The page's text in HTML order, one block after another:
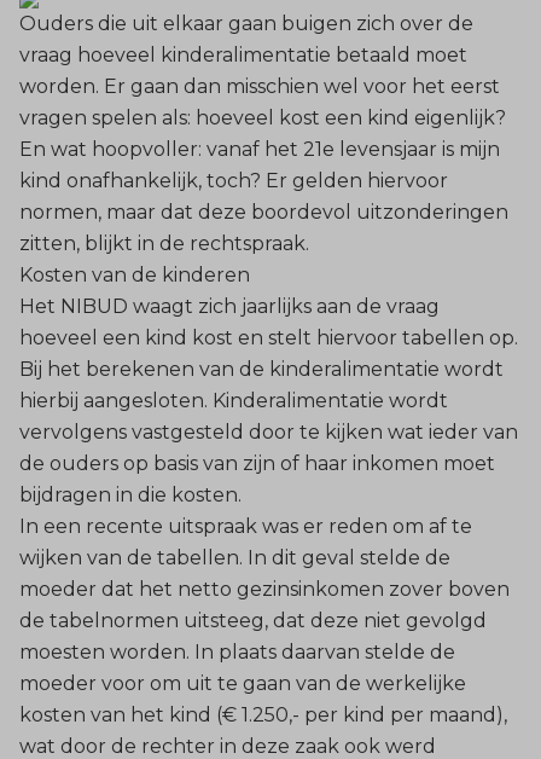
Ouders die uit elkaar gaan buigen zich over de
vraag hoeveel kinderalimentatie betaald moet
worden. Er gaan dan misschien wel voor het eerst
vragen spelen als: hoeveel kost een kind eigenlijk?
En wat hoopvoller: vanaf het 21e levensjaar is mijn
kind onafhankelijk, toch? Er gelden hiervoor
normen, maar dat deze boordevol uitzonderingen
zitten, blijkt in de rechtspraak.
Kosten van de kinderen
Het NIBUD waagt zich jaarlijks aan de vraag
hoeveel een kind kost en stelt hiervoor tabellen op.
Bij het berekenen van de kinderalimentatie wordt
hierbij aangesloten. Kinderalimentatie wordt
vervolgens vastgesteld door te kijken wat ieder van
de ouders op basis van zijn of haar inkomen moet
bijdragen in die kosten.
In een recente uitspraak was er reden om af te
wijken van de tabellen. In dit geval stelde de
moeder dat het netto gezinsinkomen zover boven
de tabelnormen uitsteeg, dat deze niet gevolgd
moesten worden. In plaats daarvan stelde de
moeder voor om uit te gaan van de werkelijke
kosten van het kind (€ 1.250,- per kind per maand),
wat door de rechter in deze zaak ook werd